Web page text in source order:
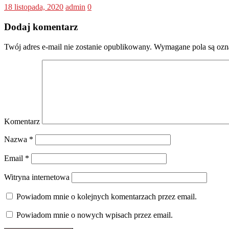
18 listopada, 2020 admin 0
Dodaj komentarz
Twój adres e-mail nie zostanie opublikowany. Wymagane pola są
Komentarz
Nazwa *
Email *
Witryna internetowa
Powiadom mnie o kolejnych komentarzach przez email.
Powiadom mnie o nowych wpisach przez email.